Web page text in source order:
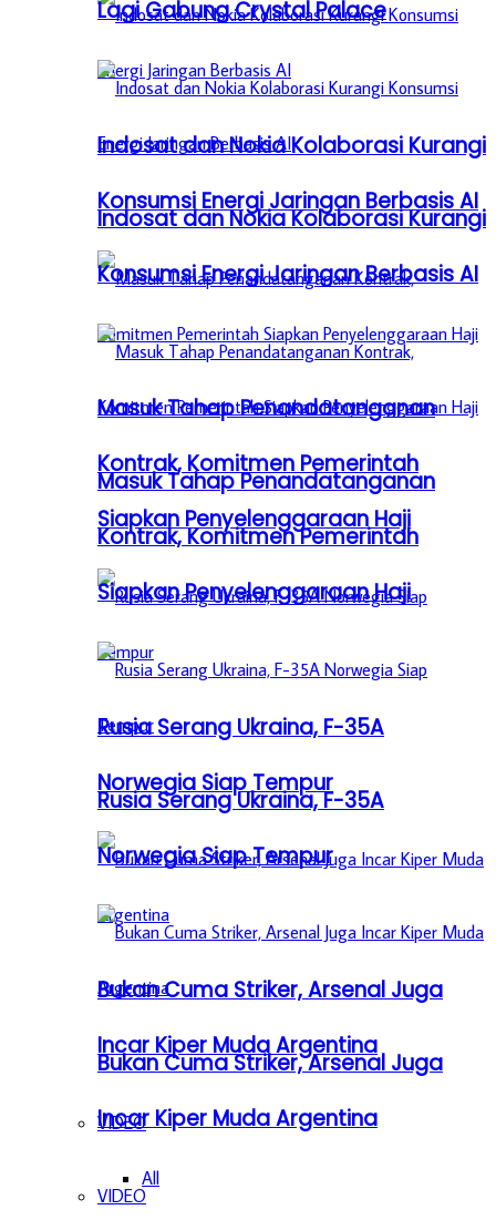
Indosat dan Nokia Kolaborasi Kurangi
Konsumsi Energi Jaringan Berbasis AI
Masuk Tahap Penandatanganan
Kontrak, Komitmen Pemerintah
Siapkan Penyelenggaraan Haji
Rusia Serang Ukraina, F-35A
Norwegia Siap Tempur
Bukan Cuma Striker, Arsenal Juga
Incar Kiper Muda Argentina
VIDEO
All
Lagi Gabung Crystal Palace
Indosat dan Nokia Kolaborasi Kurangi
Konsumsi Energi Jaringan Berbasis AI
Masuk Tahap Penandatanganan
Kontrak, Komitmen Pemerintah
Siapkan Penyelenggaraan Haji
Rusia Serang Ukraina, F-35A
Norwegia Siap Tempur
Bukan Cuma Striker, Arsenal Juga
Incar Kiper Muda Argentina
VIDEO